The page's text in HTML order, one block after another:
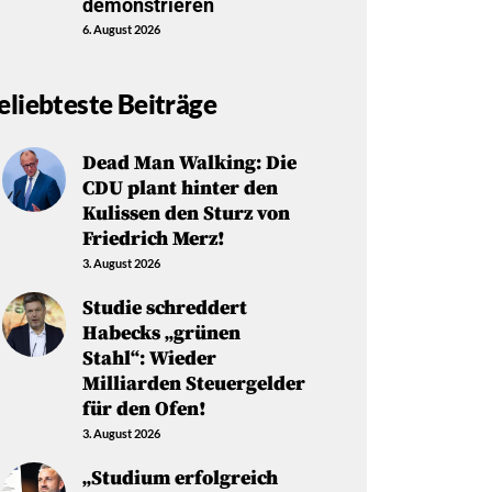
6. August 2026
Beiträge
Dead Man Walking: Die
CDU plant hinter den
Kulissen den Sturz von
Friedrich Merz!
3. August 2026
Studie schreddert
Habecks „grünen
Stahl“: Wieder
Milliarden Steuergelder
für den Ofen!
3. August 2026
„Studium erfolgreich